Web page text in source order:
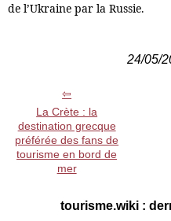
de l’Ukraine par la Russie.
24/05/
La Crète : la
destination grecque
préférée des fans de
tourisme en bord de
mer
tourisme.wiki :